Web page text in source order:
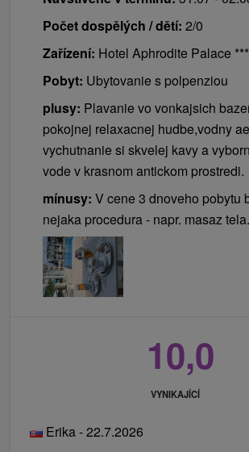
Počet dospělých / dětí: 2/0
Zařízení: Hotel Aphrodite Palace
Pobyt: Ubytovanie s polpenziou
plusy: Plavanie vo vonkajsich
pokojnej relaxacnej hudbe,vodny
vychutnanie si skvelej kavy a
vode v krasnom antickom prostredi.
mínusy: V cene 3 dnoveho pobytu
nejaka procedura - napr. masaz tela.
10,0
VYNIKAJÍCÍ
Erika - 22.7.2026